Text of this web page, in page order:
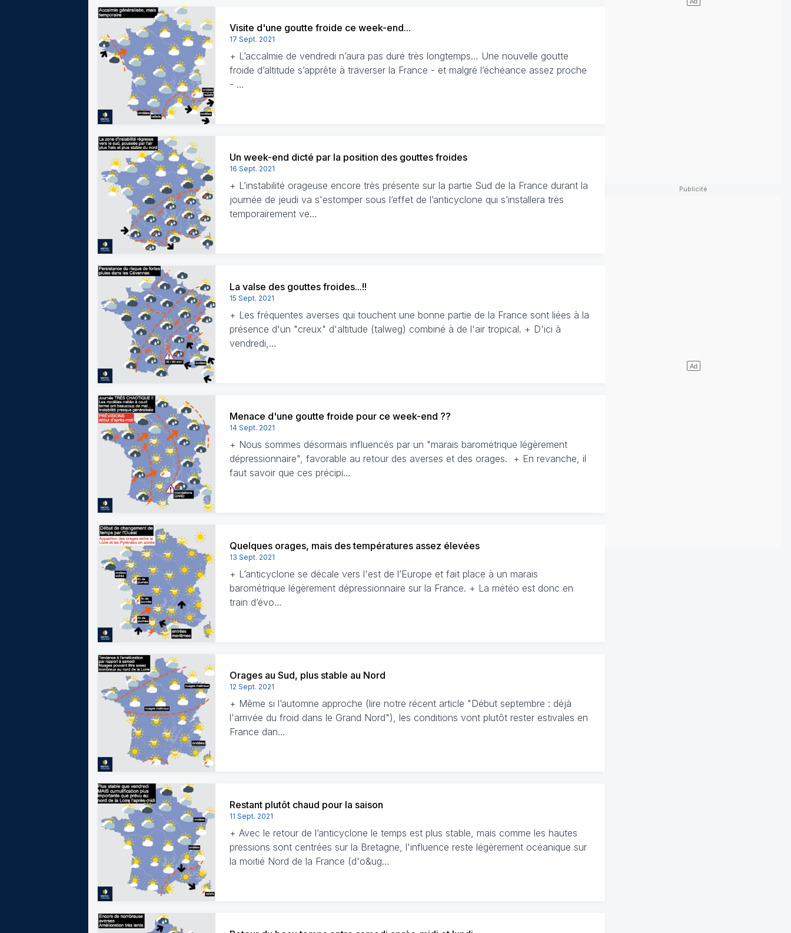
Visite d'une goutte froide ce week-end...
17 Sept. 2021
+ L’accalmie de vendredi n’aura pas duré très longtemps… Une nouvelle goutte
froide d’altitude s’apprête à traverser la France - et malgré l’échéance assez proche
- …
Un week-end dicté par la position des gouttes froides
16 Sept. 2021
+ L’instabilité orageuse encore très présente sur la partie Sud de la France durant la
journée de jeudi va s'estomper sous l’effet de l’anticyclone qui s’installera très
temporairement ve…
La valse des gouttes froides...!!
15 Sept. 2021
+ Les fréquentes averses qui touchent une bonne partie de la France sont liées à la
présence d'un "creux" d'altitude (talweg) combiné à de l'air tropical. + D'ici à
vendredi,…
Menace d'une goutte froide pour ce week-end ??
14 Sept. 2021
+ Nous sommes désormais influencés par un "marais barométrique légèrement
dépressionnaire", favorable au retour des averses et des orages. + En revanche, il
faut savoir que ces précipi…
Quelques orages, mais des températures assez élevées
13 Sept. 2021
+ L’anticyclone se décale vers l'est de l’Europe et fait place à un marais
barométrique légèrement dépressionnaire sur la France. + La météo est donc en
train d’évo…
Orages au Sud, plus stable au Nord
12 Sept. 2021
+ Même si l’automne approche (lire notre récent article "Début septembre : déjà
l'arrivée du froid dans le Grand Nord"), les conditions vont plutôt rester estivales en
France dan…
Restant plutôt chaud pour la saison
11 Sept. 2021
+ Avec le retour de l’anticyclone le temps est plus stable, mais comme les hautes
pressions sont centrées sur la Bretagne, l'influence reste légèrement océanique sur
la moitié Nord de la France (d'o&ug…